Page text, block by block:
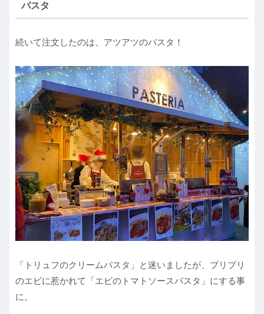
パスタ
続いて注文したのは、アツアツのパスタ！
「トリュフのクリームパスタ」と迷いましたが、プリプリ
のエビに惹かれて「エビのトマトソースパスタ」にする事
に。